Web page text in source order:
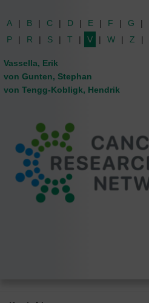
A B C D E F G
P
R S T V W Z
Vassella, Erik
von Gunten, Stephan
von Tengg-Kobligk, Hendrik